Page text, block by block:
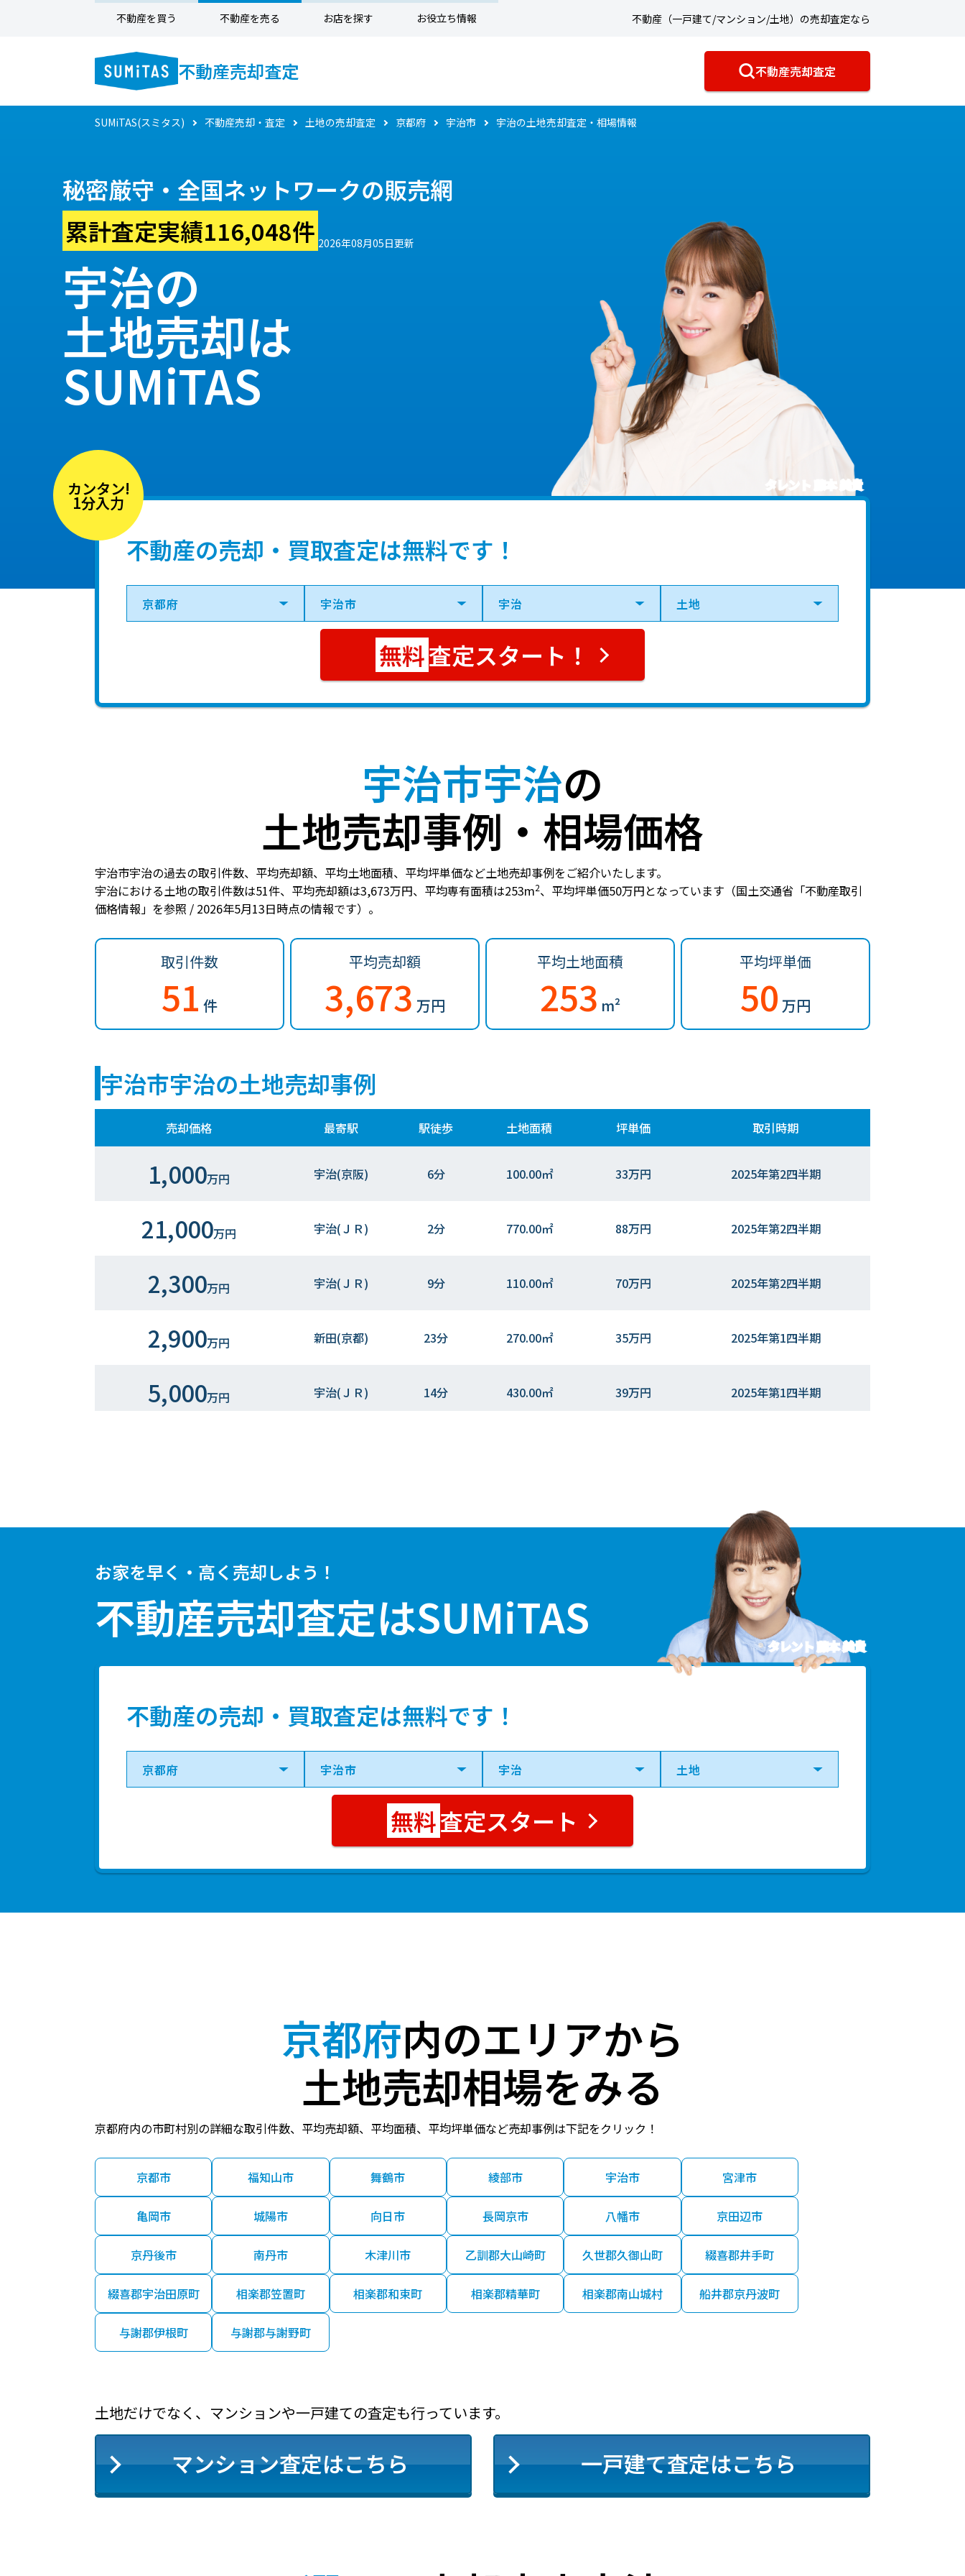
不動産を買う 不動産を売る お店を探す お役立ち情報 不動産（一戸建て/マンション/土地）の売却査定なら
不動産売却査定 不動産売却査定
SUMiTAS(スミタス) 不動産売却・査定 土地の売却査定 京都府 宇治市 宇治の土地売却査定・相場情報
秘密厳守・全国ネットワークの販売網
累計査定実績116,048件 2026年08月05日更新
宇治の
土地売却は
SUMiTAS
タレント 藤本 美貴
カンタン!
1分入力
不動産の売却・買取査定は無料です！
査定スタート！
宇治市宇治の
土地売却事例・相場価格
宇治市宇治の過去の取引件数、平均売却額、平均土地面積、平均坪単価など土地売却事例をご紹介いたします。
宇治における土地の取引件数は51件、 平均売却額は3,673万円、 平均専有面積は253m2、 平均坪単価50万円となっています（国土交通省「不動産取引
価格情報」を参照 / 2026年5月13日時点の情報です）。
取引件数
51 件
平均売却額
3,673 万円
平均土地面積
253 m²
平均坪単価
50 万円
宇治市宇治の土地売却事例
売却価格 最寄駅 駅徒歩 土地面積 坪単価 取引時期
1,000万円 宇治(京阪) 6分 100.00㎡ 33万円 2025年第2四半期
21,000万円 宇治(ＪＲ) 2分 770.00㎡ 88万円 2025年第2四半期
2,300万円 宇治(ＪＲ) 9分 110.00㎡ 70万円 2025年第2四半期
2,900万円 新田(京都) 23分 270.00㎡ 35万円 2025年第1四半期
5,000万円 宇治(ＪＲ) 14分 430.00㎡ 39万円 2025年第1四半期
2,200万円 2024年第2四半期
1,700万円 宇治(ＪＲ) 14分 105.00㎡ 2024年第2四半期
15,000万円 宇治(ＪＲ) 3分 890.00㎡ 56万円 2024年第1四半期
1,600万円 宇治(ＪＲ) 13分 140.00㎡
1,600 宇治(ＪＲ) 85.00㎡ 63万円 2024年第1四半期
9分 100.00㎡
2,000
宇治(ＪＲ) 7分 100.00㎡ 68万円
宇治(ＪＲ) 10分 130.00㎡ 43万円
2,800万円 宇治(京阪) 3分 145.00㎡ 64万円 2023年第3四半期
1,400 170.00㎡ 28万円 2023年第１四半期
1,800万円 ＪＲ小倉 10分 120.00㎡ 51万円 2023年第１四半期
21,000 万円 宇治(京阪)
630万円 宇治(ＪＲ) 10分 60.00㎡ 35万円 2022年第４四半期
520万円
お家を早く・高く売却しよう！
不動産売却査定はSUMiTAS
不動産の売却・買取査定は無料です！
タレント 藤本 美貴
査定スタート
京都府内のエリアから
土地売却相場をみる
京都府内の市町村別の詳細な取引件数、平均売却額、平均面積、平均坪単価など売却事例は下記をクリック！
京都市 福知山市 舞鶴市 綾部市 宇治市 宮津市
亀岡市 城陽市 向日市 長岡京市 八幡市 京田辺市
京丹後市 南丹市 木津川市 乙訓郡大山崎町 久世郡久御山町 綴喜郡井手町
綴喜郡宇治田原町 相楽郡笠置町 相楽郡和束町 相楽郡精華町 相楽郡南山城村 船井郡京丹波町
与謝郡伊根町 与謝郡与謝野町
土地だけでなく、マンションや一戸建ての査定も行っています。
マンション査定はこちら 一戸建て査定はこちら